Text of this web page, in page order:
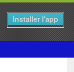
Installer l'app